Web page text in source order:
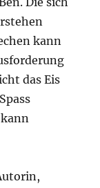
kann
das Eis